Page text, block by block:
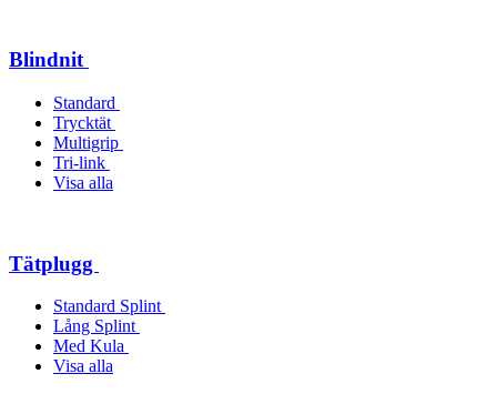
Blindnit
Standard
Trycktät
Multigrip
Tri-link
Visa alla
Tätplugg
Standard Splint
Lång Splint
Med Kula
Visa alla